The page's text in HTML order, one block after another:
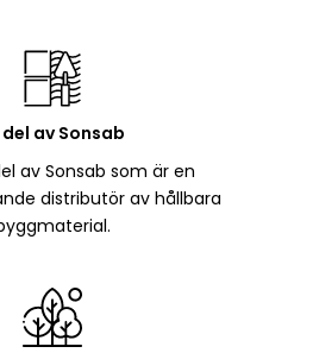
del av Sonsab
av Sonsab som är en
distributör av hållbara